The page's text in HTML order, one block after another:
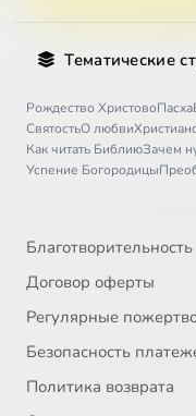
Тематические
Рождество ХристовоПасха
СвятостьО любви
Как читать БиблиюЗачем
Успение Богородицы
Благотворительность
Договор оферты
Регулярные
Безопасность
Политика возврата